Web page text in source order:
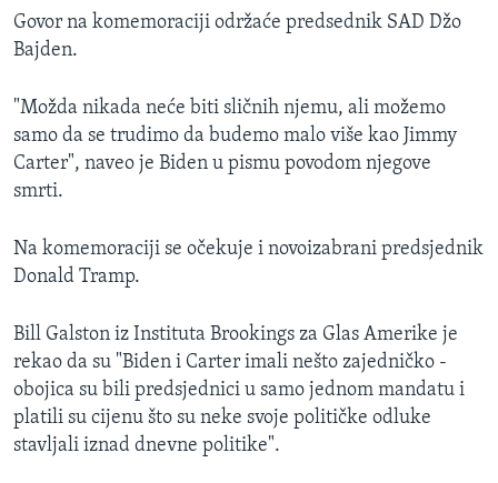
Govor na komemoraciji održaće predsednik SAD Džo
Bajden.
"Možda nikada neće biti sličnih njemu, ali možemo
samo da se trudimo da budemo malo više kao Jimmy
Carter", naveo je Biden u pismu povodom njegove
smrti.
Na komemoraciji se očekuje i novoizabrani predsjednik
Donald Tramp.
Bill Galston iz Instituta Brookings za Glas Amerike je
rekao da su "Biden i Carter imali nešto zajedničko -
obojica su bili predsjednici u samo jednom mandatu i
platili su cijenu što su neke svoje političke odluke
stavljali iznad dnevne politike".